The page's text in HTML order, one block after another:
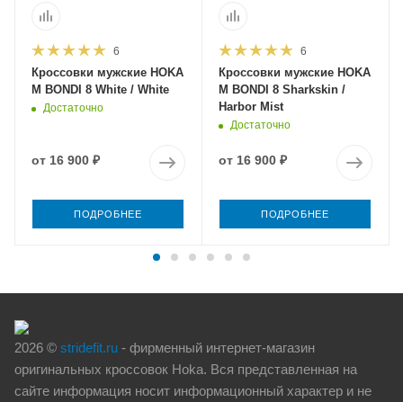
6
Кроссовки мужские HOKA
M BONDI 8 White / White
Достаточно
от 16 900 ₽
ПОДРОБНЕЕ
6
Кроссовки мужские HOKA
M BONDI 8 Sharkskin /
Harbor Mist
Достаточно
от 16 900 ₽
ПОДРОБНЕЕ
2026 © stridefit.ru - фирменный интернет-магазин
оригинальных кроссовок Hoka. Вся представленная на
сайте информация носит информационный характер и не